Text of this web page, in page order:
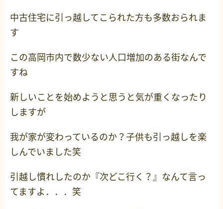
中古住宅に引っ越してこられた方も多数おられま
す
この高岡市内で数少ない人口増加のある街なんで
すね
新しいことを始めようと思うと気が重くなったり
しますが
我が家が変わっているのか？子供も引っ越しを楽
しんでいました笑
引越し慣れしたのか『次どこ行く？』なんて言っ
てますよ．．．笑